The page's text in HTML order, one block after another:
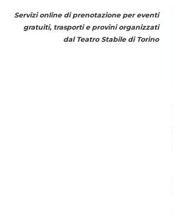
Servizi online di prenotazione per eventi
gratuiti, trasporti e provini organizzati
dal Teatro Stabile di Torino